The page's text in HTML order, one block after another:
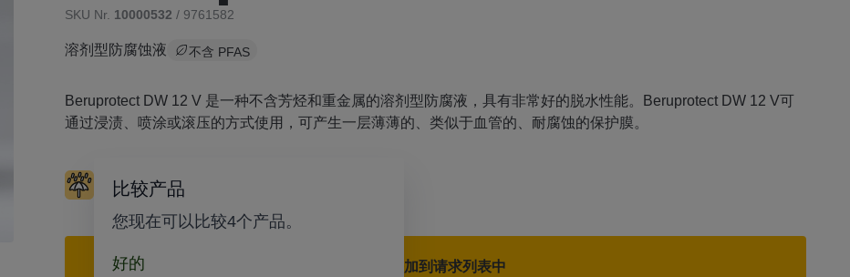
SKU Nr. 10000532 / 9761582
溶剂型防腐蚀液 不含 PFAS
Beruprotect DW 12 V 是一种不含芳烃和重金属的溶剂型防腐液，具有非常好的脱水性能。Beruprotect DW 12 V可
通过浸渍、喷涂或滚压的方式使用，可产生一层薄薄的、类似于血管的、耐腐蚀的保护膜。
防水 良好的冲洗特性
添加到请求列表中
比较产品
您现在可以比较4个产品。
好的